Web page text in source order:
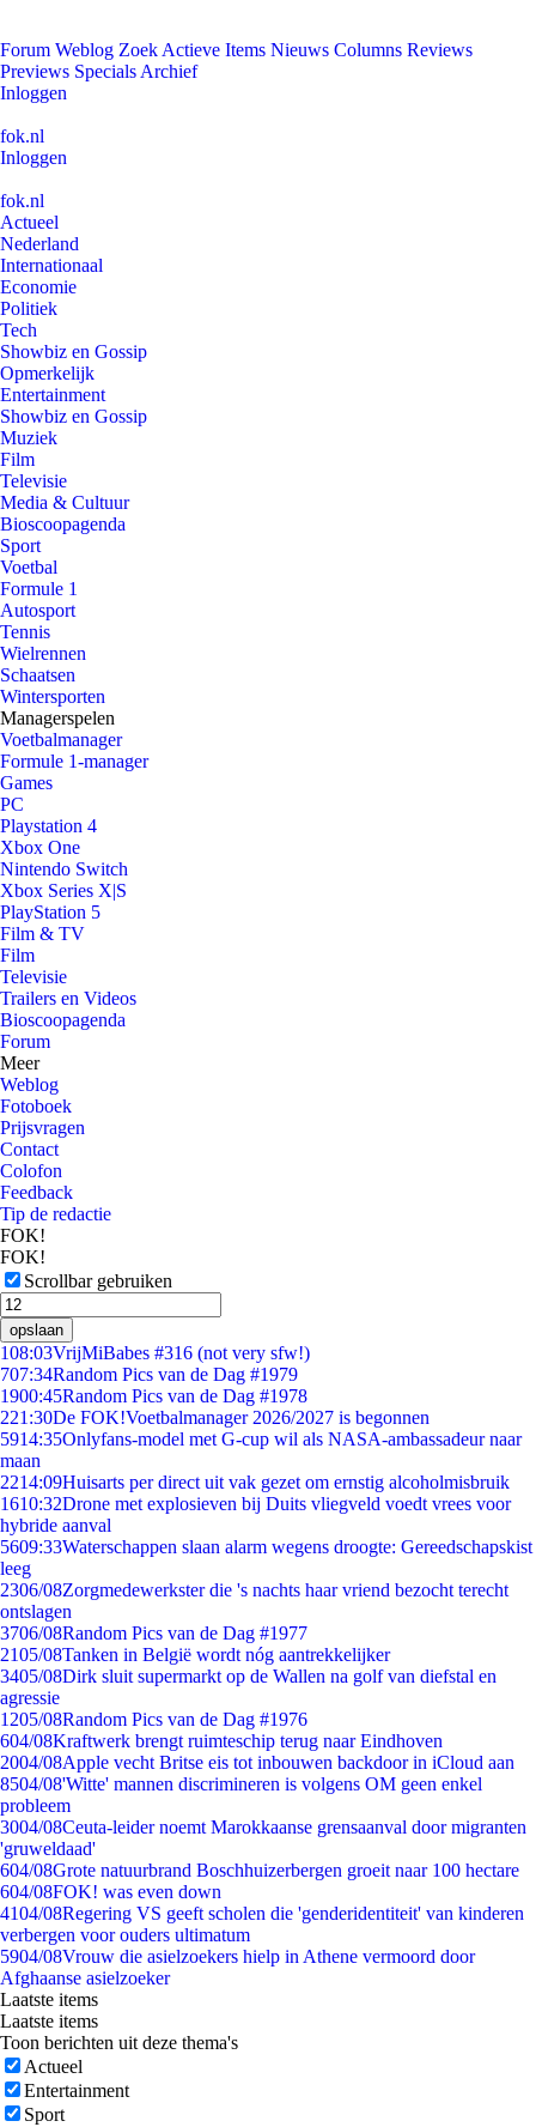
Forum Weblog Zoek Actieve Items Nieuws Columns Reviews
Previews Specials Archief
Inloggen
fok.nl
Inloggen
fok.nl
Actueel
Nederland
Internationaal
Economie
Politiek
Tech
Showbiz en Gossip
Opmerkelijk
Entertainment
Showbiz en Gossip
Muziek
Film
Televisie
Media & Cultuur
Bioscoopagenda
Sport
Voetbal
Formule 1
Autosport
Tennis
Wielrennen
Schaatsen
Wintersporten
Managerspelen
Voetbalmanager
Formule 1-manager
Games
PC
Playstation 4
Xbox One
Nintendo Switch
Xbox Series X|S
PlayStation 5
Film & TV
Film
Televisie
Trailers en Videos
Bioscoopagenda
Forum
Meer
Weblog
Fotoboek
Prijsvragen
Contact
Colofon
Feedback
Tip de redactie
FOK!
FOK!
Scrollbar gebruiken
opslaan
108:03VrijMiBabes #316 (not very sfw!)
707:34Random Pics van de Dag #1979
1900:45Random Pics van de Dag #1978
221:30De FOK!Voetbalmanager 2026/2027 is begonnen
5914:35Onlyfans-model met G-cup wil als NASA-ambassadeur naar
maan
2214:09Huisarts per direct uit vak gezet om ernstig alcoholmisbruik
1610:32Drone met explosieven bij Duits vliegveld voedt vrees voor
hybride aanval
5609:33Waterschappen slaan alarm wegens droogte: Gereedschapskist
leeg
2306/08Zorgmedewerkster die 's nachts haar vriend bezocht terecht
ontslagen
3706/08Random Pics van de Dag #1977
2105/08Tanken in België wordt nóg aantrekkelijker
3405/08Dirk sluit supermarkt op de Wallen na golf van diefstal en
agressie
1205/08Random Pics van de Dag #1976
604/08Kraftwerk brengt ruimteschip terug naar Eindhoven
2004/08Apple vecht Britse eis tot inbouwen backdoor in iCloud aan
8504/08'Witte' mannen discrimineren is volgens OM geen enkel
probleem
3004/08Ceuta-leider noemt Marokkaanse grensaanval door migranten
'gruweldaad'
604/08Grote natuurbrand Boschhuizerbergen groeit naar 100 hectare
604/08FOK! was even down
4104/08Regering VS geeft scholen die 'genderidentiteit' van kinderen
verbergen voor ouders ultimatum
5904/08Vrouw die asielzoekers hielp in Athene vermoord door
Afghaanse asielzoeker
Laatste items
Laatste items
Toon berichten uit deze thema's
Actueel
Entertainment
Sport